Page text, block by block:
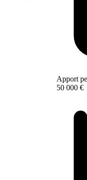
Apport
50 000 €